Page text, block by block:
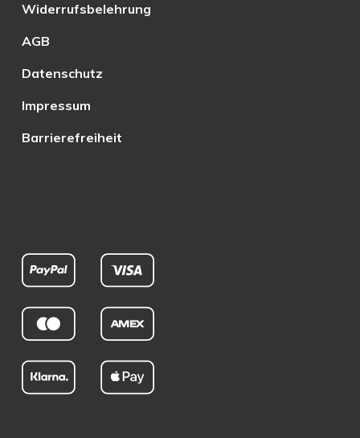
Widerrufsbelehrung
AGB
Datenschutz
Impressum
Barrierefreiheit